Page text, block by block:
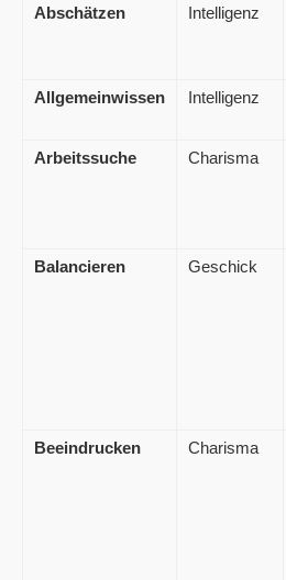
Abschätzen Intelligenz
Allgemeinwissen
Intelligenz
Arbeitssuche
Charisma
Balancieren
Geschick
Beeindrucken
Charisma